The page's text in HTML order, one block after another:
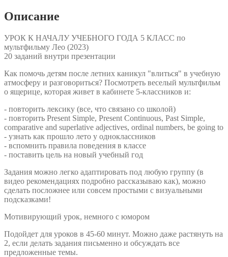
Описание
УРОК К НАЧАЛУ УЧЕБНОГО ГОДА 5 КЛАСС по
мультфильму Лео (2023)
20 заданий внутри презентации
Как помочь детям после летних каникул "влиться" в учебную
атмосферу и разговориться? Посмотреть веселый мультфильм
о ящерице, которая живет в кабинете 5-классников и:
- повторить лексику (все, что связано со школой)
- повторить Present Simple, Present Continuous, Past Simple,
comparative and superlative adjectives, ordinal numbers, be going to
- узнать как прошло лето у одноклассников
- вспомнить правила поведения в классе
- поставить цель на новый учебный год
Задания можно легко адаптировать под любую группу (в
видео рекомендациях подробно рассказываю как), можно
сделать посложнее или совсем простыми с визуальными
подсказками!
Мотивирующий урок, немного с юмором
Подойдет для уроков в 45-60 минут. Можно даже растянуть на
2, если делать задания письменно и обсуждать все
предложенные темы.